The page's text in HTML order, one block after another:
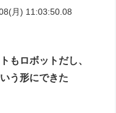
月) 11:03:50.08
もロボットだし、
う形にできた